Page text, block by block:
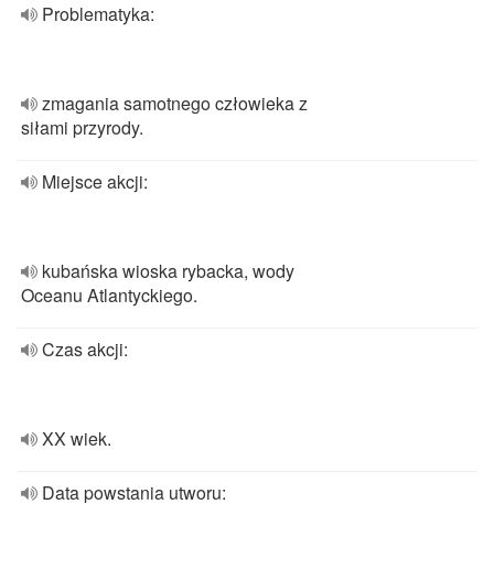
Problematyka:
zmagania samotnego człowieka z
siłami przyrody.
Miejsce akcji:
kubańska wioska rybacka, wody
Oceanu Atlantyckiego.
Czas akcji:
XX wiek.
Data powstania utworu: